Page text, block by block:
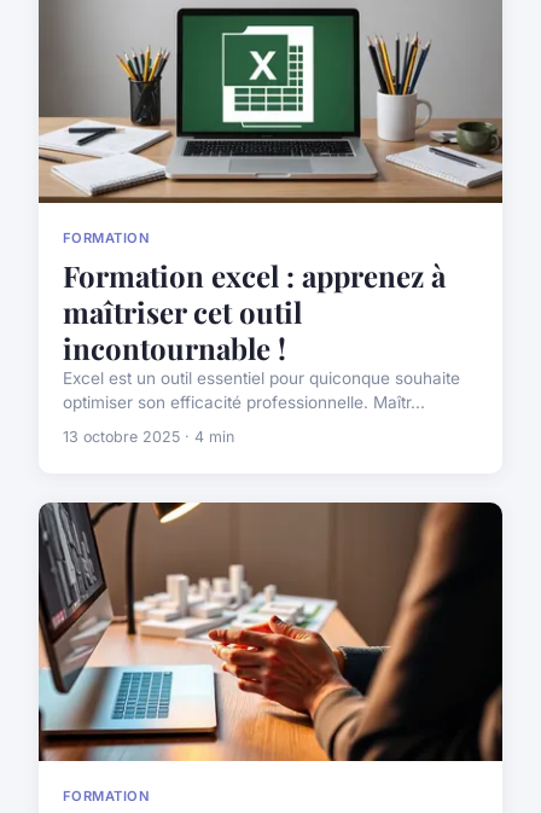
FORMATION
Formation excel : apprenez à
maîtriser cet outil
incontournable !
Excel est un outil essentiel pour quiconque souhaite
optimiser son efficacité professionnelle. Maîtr...
13 octobre 2025 · 4 min
FORMATION